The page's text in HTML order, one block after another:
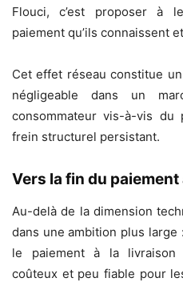
Flouci, c’est proposer à
paiement qu’ils connaissent
Cet effet réseau constitue
négligeable dans un
consommateur vis-à-vis
frein structurel persistant.
Vers la fin du paiement
Au-delà de la dimension
dans une ambition plus
le paiement à la
coûteux et peu fiable pour